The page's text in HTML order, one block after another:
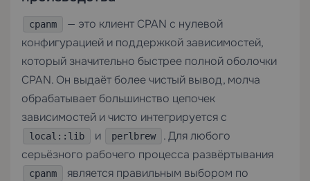
cpanm
— это клиент CPAN с нулевой
конфигурацией и поддержкой зависимостей,
который значительно быстрее полной оболочки
CPAN. Он выдаёт более чистый вывод, молча
обрабатывает большинство цепочек
зависимостей и чисто интегрируется с
local::lib и perlbrew
. Для любого
серьёзного рабочего процесса развёртывания
cpanm
является правильным выбором по